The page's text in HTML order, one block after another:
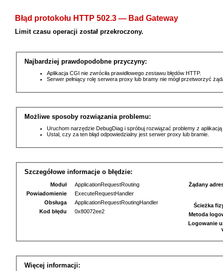
Błąd protokołu HTTP 502.3 — Bad Gateway
Limit czasu operacji został przekroczony.
Najbardziej prawdopodobne przyczyny:
Aplikacja CGI nie zwróciła prawidłowego zestawu błędów HTTP.
Serwer pełniący rolę serwera proxy lub bramy nie mógł przetworzyć
Możliwe sposoby rozwiązania problemu:
Uruchom narzędzie DebugDiag i spróbuj rozwiązać problemy z
Ustal, czy za ten błąd odpowiedzialny jest serwer proxy lub bramie.
Szczegółowe informacje o błędzie:
Moduł
ApplicationRequestRouting
Powiadomienie
ExecuteRequestHandler
Obsługa
ApplicationRequestRoutingHandler
Kod błędu
0x80072ee2
Żądany
Ścieżka
Metoda
Logowanie
Więcej informacji: